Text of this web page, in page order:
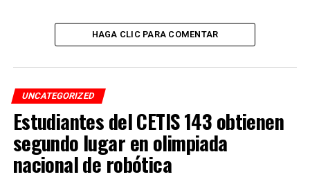
HAGA CLIC PARA COMENTAR
UNCATEGORIZED
Estudiantes del CETIS 143 obtienen
segundo lugar en olimpiada
nacional de robótica